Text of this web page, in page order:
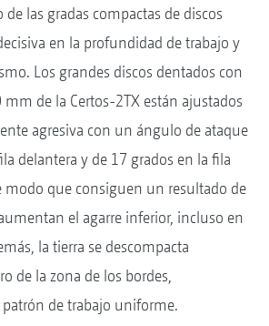
las gradas compactas de discos
en la profundidad de trabajo y
Los grandes discos dentados con
de la Certos-2TX están ajustados
agresiva con un ángulo de ataque
delantera y de 17 grados en la fila
modo que consiguen un resultado de
el agarre inferior, incluso en
la tierra se descompacta
de la zona de los bordes,
de trabajo uniforme.